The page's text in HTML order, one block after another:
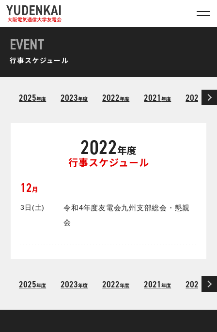
EVENT
行事スケジュール
2025年度 2023年度 2022年度 2021年度 2020 年度
2022年度
行事スケジュール
12月
3日(土)
令和4年度友電会九州支部総会・懇親
会
2025年度 2023年度 2022年度 2021年度 2020 年度